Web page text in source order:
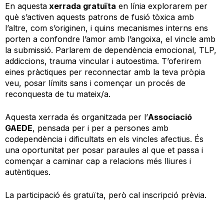
En aquesta xerrada gratuïta en línia explorarem per
què s’activen aquests patrons de fusió tòxica amb
l’altre, com s’originen, i quins mecanismes interns ens
porten a confondre l’amor amb l’angoixa, el vincle amb
la submissió. Parlarem de dependència emocional, TLP,
addiccions, trauma vincular i autoestima. T’oferirem
eines pràctiques per reconnectar amb la teva pròpia
veu, posar límits sans i començar un procés de
reconquesta de tu mateix/a.
Aquesta xerrada és organitzada per l’Associació
GAEDE, pensada per i per a persones amb
codependència i dificultats en els vincles afectius. És
una oportunitat per posar paraules al que et passa i
començar a caminar cap a relacions més lliures i
autèntiques.
La participació és gratuïta, però cal inscripció prèvia.